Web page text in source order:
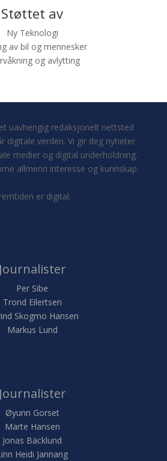
Støttet av
Ny Teknologi
av bil og mennesker
og avlytting
uavhengig redaksjonelt nettsted
digitale verden. Vi gir deg nyheter
medier og digital underholdning.
allmenn interesse og kunnskap.
er digital.
Journalister
Per Sibe
Trond Eilertsen
Skogmo Hansen
Markus Lund
Journalister
Øyunn Gorset
Marte Hansen
Jonas Bäcklund
Heidi Jannang